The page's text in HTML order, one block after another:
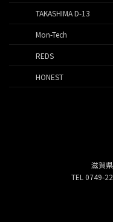
TAKASHIMA D-13
Mon-Tech
REDS
HONEST
滋賀
TEL 0749-